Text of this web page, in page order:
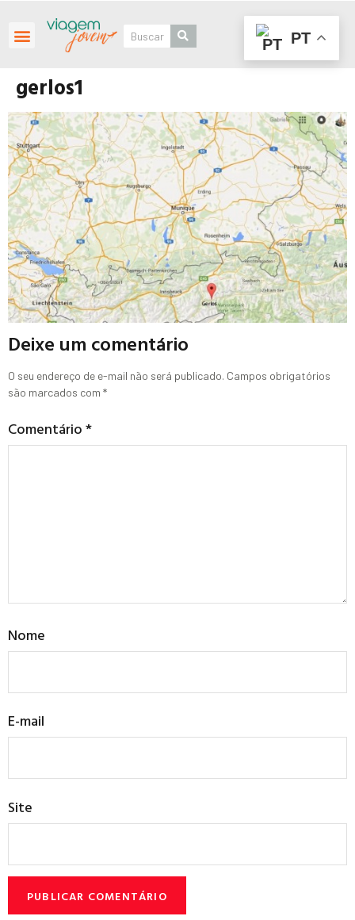
gerlos1
Deixe um comentário
O seu endereço de e-mail não será publicado. Campos obrigatórios
são marcados com *
Comentário*
Nome
E-mail
Site
PT